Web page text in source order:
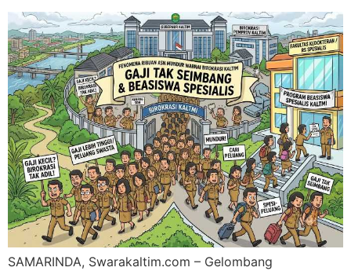
SAMARINDA, Swarakaltim.com – Gelombang